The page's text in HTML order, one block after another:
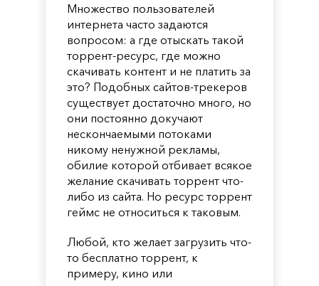
Множество пользователей
интернета часто задаются
вопросом: а где отыскать такой
торрент-ресурс, где можно
скачивать контент и не платить за
это? Подобных сайтов-трекеров
существует достаточно много, но
они постоянно докучают
нескончаемыми потоками
никому ненужной рекламы,
обилие которой отбивает всякое
желание скачивать торрент что-
либо из сайта. Но ресурс торрент
геймс не относиться к таковым.
Любой, кто желает загрузить что-
то бесплатно торрент, к
примеру, кино или